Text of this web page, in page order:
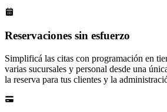
Reservaciones sin esfuerzo
Simplificá las citas con programación en
varias sucursales y personal desde una
la reserva para tus clientes y la